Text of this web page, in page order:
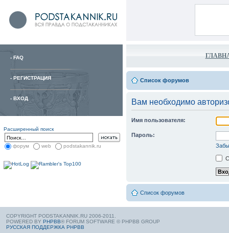
- FAQ
- РЕГИСТРАЦИЯ
- ВХОД
Расширенный поиск
форум web podstakannik.ru
Список форумов
Вам необходимо
Имя пользователя:
Пароль:
Список форумов
COPYRIGHT PODSTAKANNIK.RU 2006-2011.
POWERED BY PHPBB® FORUM SOFTWARE © PHPBB GROUP
РУССКАЯ ПОДДЕРЖКА PHPBB